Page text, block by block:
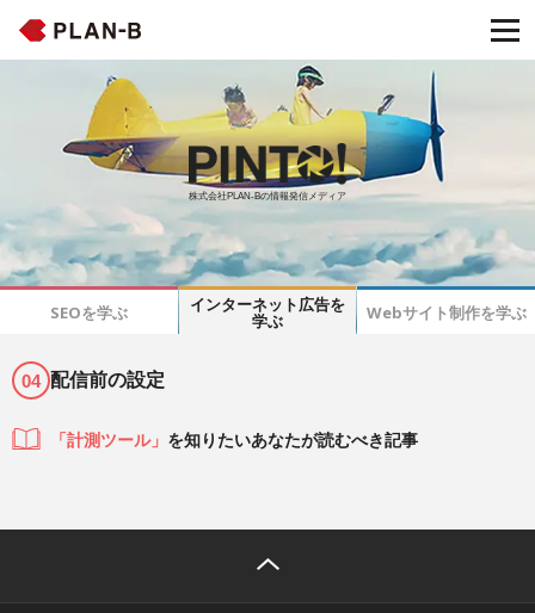
株式会社PLAN-Bの情報発信メディア
SEOを学ぶ インターネット広告を
学ぶ Webサイト制作を学ぶ
04 配信前の設定
「計測ツール」 を知りたいあなたが読むべき記事